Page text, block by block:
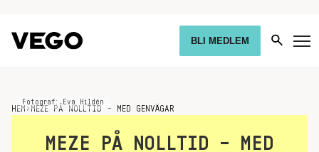
BLI MEDLEM
HEM › MEZE PÅ NOLLTID – MED GENVÄGAR
Fotograf: Eva Hildén
MEZE PÅ NOLLTID – MED